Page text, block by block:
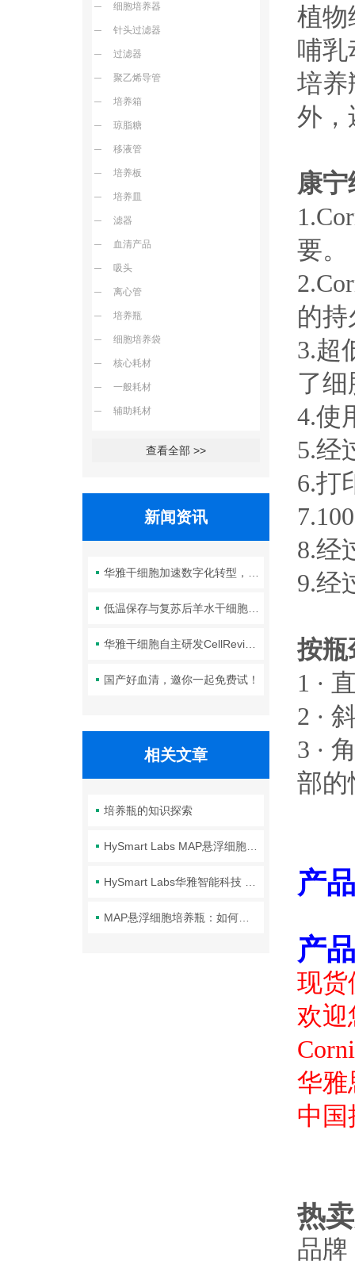
细胞培养器
针头过滤器
过滤器
聚乙烯导管
培养箱
琼脂糖
移液管
培养板
培养皿
滤器
血清产品
吸头
离心管
培养瓶
细胞培养袋
核心耗材
一般耗材
辅助耗材
查看全部 >>
新闻资讯
国产好血清，邀你一起免费试！
相关文章
培养瓶的知识探索
植物
哺乳
培养
外，
康
要。
的
3.超
了
4.使
5.经
6.打
8.经
9.
按瓶
1 ·
2 ·
3 ·
部的
产
产
现货
欢
华雅
中国
热
品